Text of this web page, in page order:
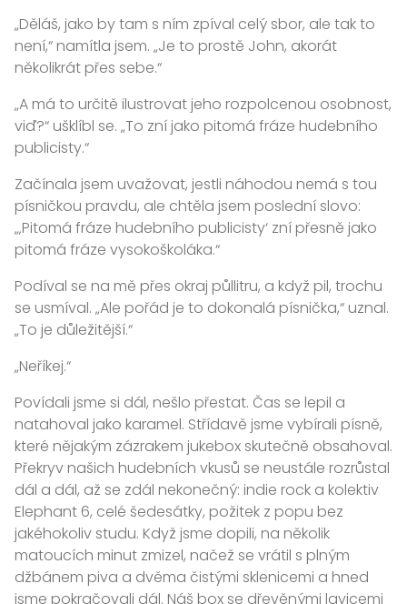
„Děláš, jako by tam s ním zpíval celý sbor, ale tak to
není,“ namítla jsem. „Je to prostě John, akorát
několikrát přes sebe.“
„A má to určitě ilustrovat jeho rozpolcenou osobnost,
viď?“ ušklíbl se. „To zní jako pitomá fráze hudebního
publicisty.“
Začínala jsem uvažovat, jestli náhodou nemá s tou
písničkou pravdu, ale chtěla jsem poslední slovo:
„‚Pitomá fráze hudebního publicisty‘ zní přesně jako
pitomá fráze vysokoškoláka.“
Podíval se na mě přes okraj půllitru, a když pil, trochu
se usmíval. „Ale pořád je to dokonalá písnička,“ uznal.
„To je důležitější.“
„Neříkej.“
Povídali jsme si dál, nešlo přestat. Čas se lepil a
natahoval jako karamel. Střídavě jsme vybírali písně,
které nějakým zázrakem jukebox skutečně obsahoval.
Překryv našich hudebních vkusů se neustále rozrůstal
dál a dál, až se zdál nekonečný: indie rock a kolektiv
Elephant 6, celé šedesátky, požitek z popu bez
jakéhokoliv studu. Když jsme dopili, na několik
matoucích minut zmizel, načež se vrátil s plným
džbánem piva a dvěma čistými sklenicemi a hned
jsme pokračovali dál. Náš box se dřevěnými lavicemi